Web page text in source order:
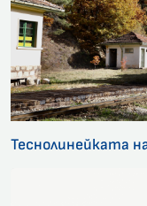
Теснолинейката